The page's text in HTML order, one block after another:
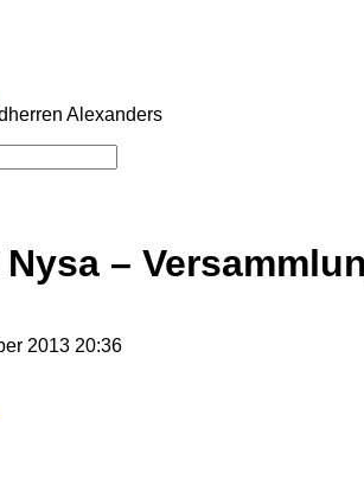
Alexanders
–
2013 20:36